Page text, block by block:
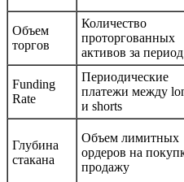
Объем
торгов
Количество
проторгованных
активов за период
Funding
Rate
Периодические
платежи между
и shorts
Глубина
стакана
Объем лимитных
ордеров на
продажу